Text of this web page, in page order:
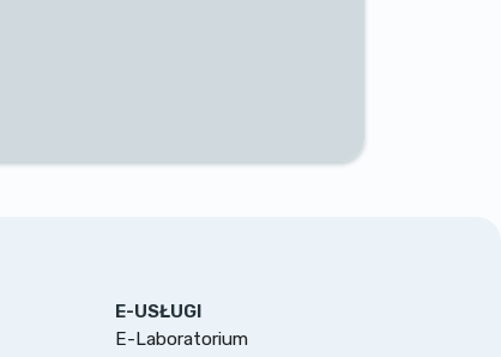
E-USŁUGI
E-Laboratorium